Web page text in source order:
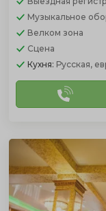
Музыкальное
Велком зона
Сцена
Кухня: Русская,